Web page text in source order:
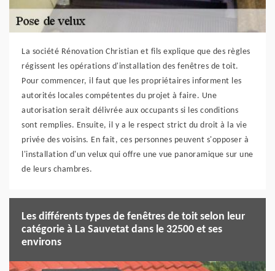
La société Rénovation Christian et fils explique que des règles
régissent les opérations d'installation des fenêtres de toit.
Pour commencer, il faut que les propriétaires informent les
autorités locales compétentes du projet à faire. Une
autorisation serait délivrée aux occupants si les conditions
sont remplies. Ensuite, il y a le respect strict du droit à la vie
privée des voisins. En fait, ces personnes peuvent s'opposer à
l'installation d'un velux qui offre une vue panoramique sur une
de leurs chambres.
Les différents types de fenêtres de toit selon leur
catégorie à La Sauvetat dans le 32500 et ses
environs